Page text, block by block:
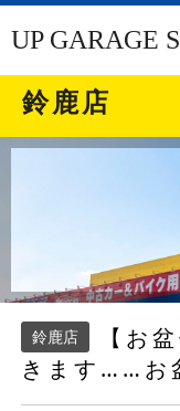
UP GARAGE
鈴鹿店
鈴鹿店
【お
きます……お